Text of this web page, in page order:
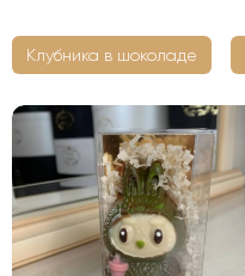
Клубника в шоколаде